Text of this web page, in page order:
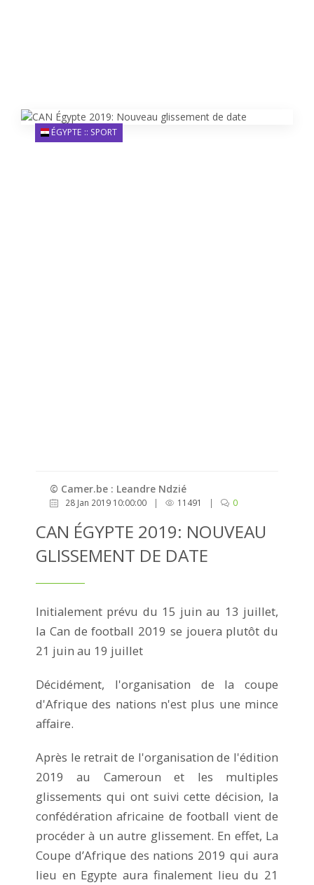
ÉGYPTE :: SPORT
© Camer.be : Leandre Ndzié
28 Jan 2019 10:00:00 | 11491 | 0
CAN ÉGYPTE 2019: NOUVEAU
GLISSEMENT DE DATE
Initialement prévu du 15 juin au 13 juillet,
la Can de football 2019 se jouera plutôt du
21 juin au 19 juillet
Décidément, l'organisation de la coupe
d'Afrique des nations n'est plus une mince
affaire.
Après le retrait de l'organisation de l'édition
2019 au Cameroun et les multiples
glissements qui ont suivi cette décision, la
confédération africaine de football vient de
procéder à un autre glissement. En effet, La
Coupe d’Afrique des nations 2019 qui aura
lieu en Egypte aura finalement lieu du 21